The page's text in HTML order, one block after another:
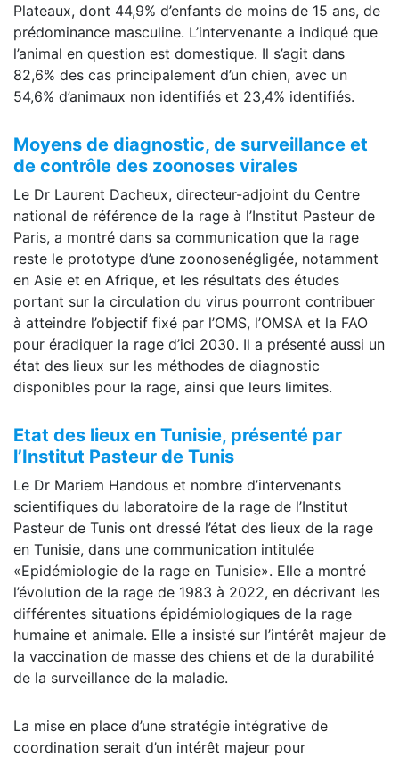
Plateaux, dont 44,9% d’enfants de moins de 15 ans, de
prédominance masculine. L’intervenante a indiqué que
l’animal en question est domestique. Il s’agit dans
82,6% des cas principalement d’un chien, avec un
54,6% d’animaux non identifiés et 23,4% identifiés.
Moyens de diagnostic, de surveillance et
de contrôle des zoonoses virales
Le Dr Laurent Dacheux, directeur-adjoint du Centre
national de référence de la rage à l’Institut Pasteur de
Paris, a montré dans sa communication que la rage
reste le prototype d’une zoonosenégligée, notamment
en Asie et en Afrique, et les résultats des études
portant sur la circulation du virus pourront contribuer
à atteindre l’objectif fixé par l’OMS, l’OMSA et la FAO
pour éradiquer la rage d’ici 2030. Il a présenté aussi un
état des lieux sur les méthodes de diagnostic
disponibles pour la rage, ainsi que leurs limites.
Etat des lieux en Tunisie, présenté par
l’Institut Pasteur de Tunis
Le Dr Mariem Handous et nombre d’intervenants
scientifiques du laboratoire de la rage de l’Institut
Pasteur de Tunis ont dressé l’état des lieux de la rage
en Tunisie, dans une communication intitulée
«Epidémiologie de la rage en Tunisie». Elle a montré
l’évolution de la rage de 1983 à 2022, en décrivant les
différentes situations épidémiologiques de la rage
humaine et animale. Elle a insisté sur l’intérêt majeur de
la vaccination de masse des chiens et de la durabilité
de la surveillance de la maladie.
La mise en place d’une stratégie intégrative de
coordination serait d’un intérêt majeur pour